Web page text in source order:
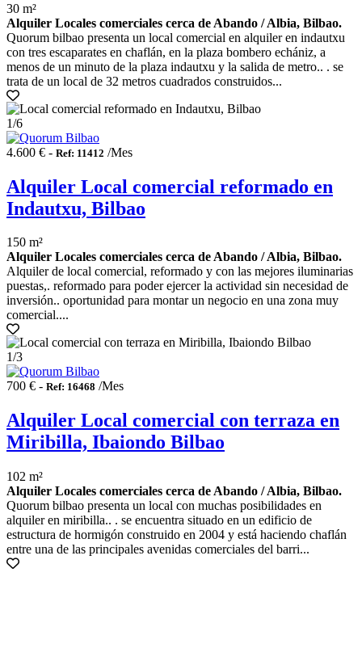
30 m²
Alquiler Locales comerciales cerca de Abando / Albia, Bilbao.
Quorum bilbao presenta un local comercial en alquiler en indautxu
con tres escaparates en chaflán, en la plaza bombero echániz, a
menos de un minuto de la plaza indautxu y la salida de metro.. . se
trata de un local de 32 metros cuadrados construidos...
1/6
4.600 € - Ref: 11412 /Mes
Alquiler Local comercial reformado en
Indautxu, Bilbao
150 m²
Alquiler Locales comerciales cerca de Abando / Albia, Bilbao.
Alquiler de local comercial, reformado y con las mejores iluminarias
puestas,. reformado para poder ejercer la actividad sin necesidad de
inversión.. oportunidad para montar un negocio en una zona muy
comercial....
1/3
700 € - Ref: 16468 /Mes
Alquiler Local comercial con terraza en
Miribilla, Ibaiondo Bilbao
102 m²
Alquiler Locales comerciales cerca de Abando / Albia, Bilbao.
Quorum bilbao presenta un local con muchas posibilidades en
alquiler en miribilla.. . se encuentra situado en un edificio de
estructura de hormigón construido en 2004 y está haciendo chaflán
entre una de las principales avenidas comerciales del barri...